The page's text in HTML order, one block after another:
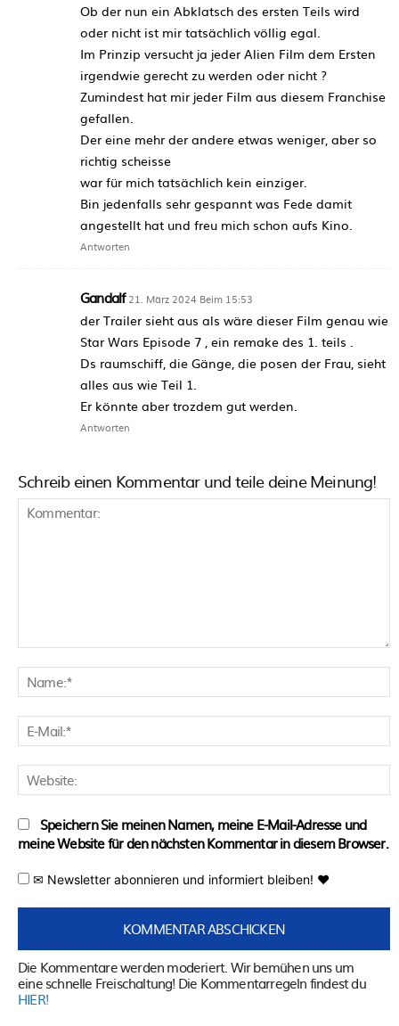
Ob der nun ein Abklatsch des ersten Teils wird
oder nicht ist mir tatsächlich völlig egal.
Im Prinzip versucht ja jeder Alien Film dem Ersten
irgendwie gerecht zu werden oder nicht ?
Zumindest hat mir jeder Film aus diesem Franchise
gefallen.
Der eine mehr der andere etwas weniger, aber so
richtig scheisse
war für mich tatsächlich kein einziger.
Bin jedenfalls sehr gespannt was Fede damit
angestellt hat und freu mich schon aufs Kino.
Antworten
Gandalf 21. März 2024 Beim 15:53
der Trailer sieht aus als wäre dieser Film genau wie
Star Wars Episode 7 , ein remake des 1. teils .
Ds raumschiff, die Gänge, die posen der Frau, sieht
alles aus wie Teil 1.
Er könnte aber trozdem gut werden.
Antworten
Schreib einen Kommentar und teile deine Meinung!
Speichern Sie meinen Namen, meine E-Mail-Adresse und
meine Website für den nächsten Kommentar in diesem Browser.
✉ Newsletter abonnieren und informiert bleiben! ♥
Die Kommentare werden moderiert. Wir bemühen uns um
eine schnelle Freischaltung! Die Kommentarregeln findest du
HIER!